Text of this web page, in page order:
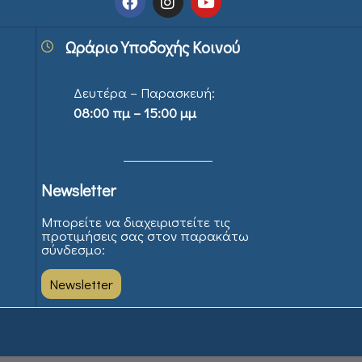
Ωράριο Υποδοχής Κοινού
Δευτέρα – Παρασκευή:
08:00 πμ – 15:00 μμ
Newsletter
Μπορείτε να διαχειριστείτε τις
προτιμήσεις σας στον παρακάτω
σύνδεσμο:
Newsletter